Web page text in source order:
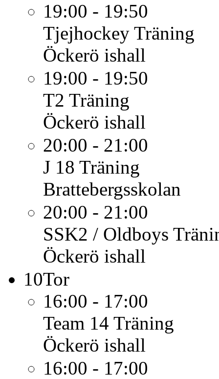
19:00 - 19:50
Tjejhockey Träning
Öckerö ishall
19:00 - 19:50
T2 Träning
Öckerö ishall
20:00 - 21:00
J 18 Träning
Brattebergsskolan
20:00 - 21:00
SSK2 / Oldboys
Öckerö ishall
10Tor
16:00 - 17:00
Team 14 Träning
Öckerö ishall
16:00 - 17:00